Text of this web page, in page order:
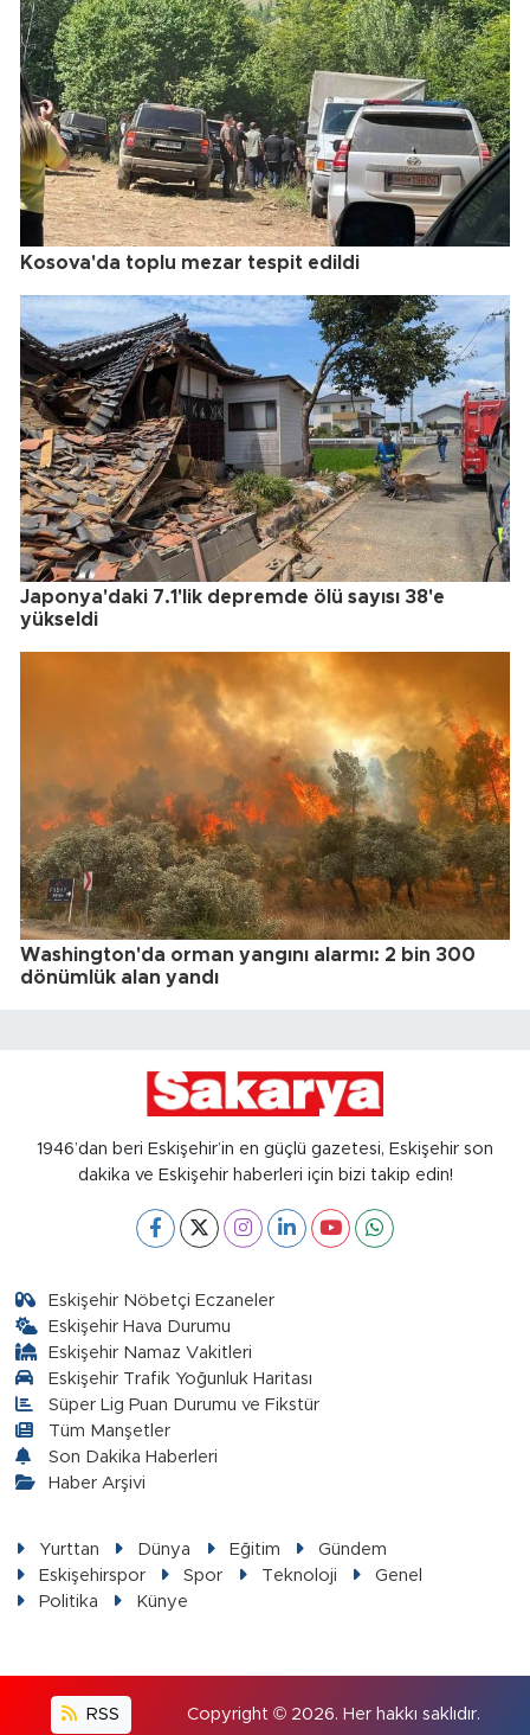
Kosova'da toplu mezar tespit edildi
Japonya'daki 7.1'lik depremde ölü sayısı 38'e
yükseldi
Washington'da orman yangını alarmı: 2 bin 300
dönümlük alan yandı
1946’dan beri Eskişehir’in en güçlü gazetesi, Eskişehir son
dakika ve Eskişehir haberleri için bizi takip edin!
Eskişehir Nöbetçi Eczaneler
Eskişehir Hava Durumu
Eskişehir Namaz Vakitleri
Eskişehir Trafik Yoğunluk Haritası
Süper Lig Puan Durumu ve Fikstür
Tüm Manşetler
Son Dakika Haberleri
Haber Arşivi
Yurttan Dünya Eğitim
Gündem
Eskişehirspor
Spor Teknoloji
Genel
Politika
Künye
RSS Copyright © 2026. Her hakkı saklıdır.